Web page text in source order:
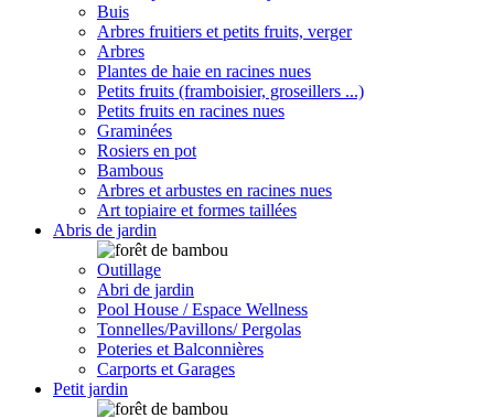
Buis
Arbres fruitiers et petits fruits, verger
Arbres
Plantes de haie en racines nues
Petits fruits (framboisier, groseillers ...)
Petits fruits en racines nues
Graminées
Rosiers en pot
Bambous
Arbres et arbustes en racines nues
Art topiaire et formes taillées
Abris de jardin
Outillage
Abri de jardin
Pool House / Espace Wellness
Tonnelles/Pavillons/ Pergolas
Poteries et Balconnières
Carports et Garages
Petit jardin